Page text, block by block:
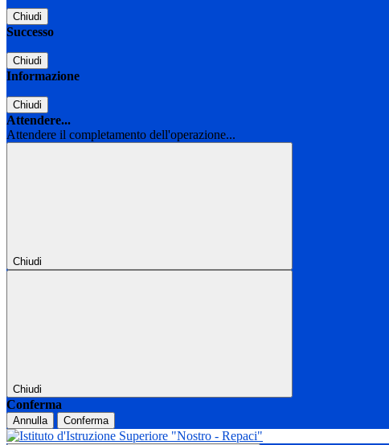
Chiudi
Successo
Chiudi
Informazione
Chiudi
Attendere...
Attendere il completamento dell'operazione...
Chiudi
Chiudi
Conferma
Annulla Conferma